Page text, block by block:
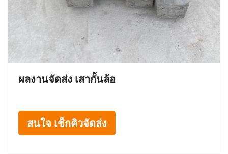
ผลงานจัดส่ง เสากั้นล้อ
สนใจ เช็กคิวจัดส่ง